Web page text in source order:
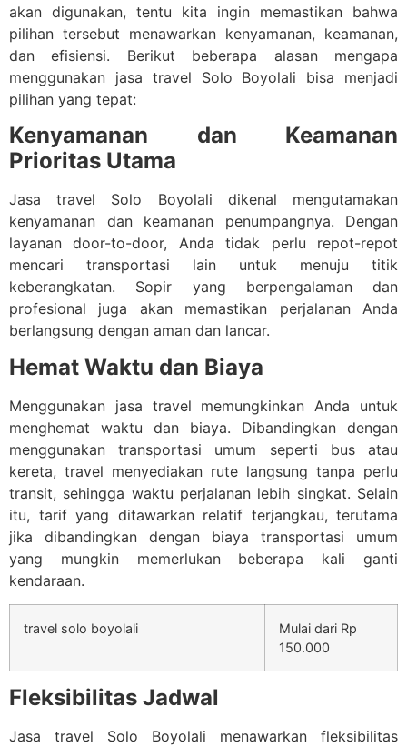
akan digunakan, tentu kita ingin memastikan bahwa
pilihan tersebut menawarkan kenyamanan, keamanan,
dan efisiensi. Berikut beberapa alasan mengapa
menggunakan jasa travel Solo Boyolali bisa menjadi
pilihan yang tepat:
Kenyamanan dan Keamanan
Prioritas Utama
Jasa travel Solo Boyolali dikenal mengutamakan
kenyamanan dan keamanan penumpangnya. Dengan
layanan door-to-door, Anda tidak perlu repot-repot
mencari transportasi lain untuk menuju titik
keberangkatan. Sopir yang berpengalaman dan
profesional juga akan memastikan perjalanan Anda
berlangsung dengan aman dan lancar.
Hemat Waktu dan Biaya
Menggunakan jasa travel memungkinkan Anda untuk
menghemat waktu dan biaya. Dibandingkan dengan
menggunakan transportasi umum seperti bus atau
kereta, travel menyediakan rute langsung tanpa perlu
transit, sehingga waktu perjalanan lebih singkat. Selain
itu, tarif yang ditawarkan relatif terjangkau, terutama
jika dibandingkan dengan biaya transportasi umum
yang mungkin memerlukan beberapa kali ganti
kendaraan.
travel solo boyolali
Mulai dari Rp
150.000
Fleksibilitas Jadwal
Jasa travel Solo Boyolali menawarkan fleksibilitas